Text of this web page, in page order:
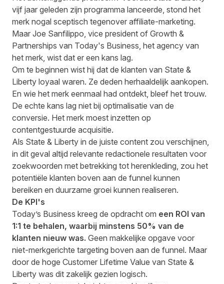
vijf jaar geleden zijn programma lanceerde, stond het
merk nogal sceptisch tegenover affiliate-marketing.
Maar Joe Sanfilippo, vice president of Growth &
Partnerships van Today's Business, het agency van
het merk, wist dat er een kans lag.
Om te beginnen wist hij dat de klanten van State &
Liberty loyaal waren. Ze deden herhaaldelijk aankopen.
En wie het merk eenmaal had ontdekt, bleef het trouw.
De echte kans lag niet bij optimalisatie van de
conversie. Het merk moest inzetten op
contentgestuurde acquisitie.
Als State & Liberty in de juiste content zou verschijnen,
in dit geval altijd relevante redactionele resultaten voor
zoekwoorden met betrekking tot herenkleding, zou het
potentiële klanten boven aan de funnel kunnen
bereiken en duurzame groei kunnen realiseren.
De KPI's
Today’s Business kreeg de opdracht om een ROI van
1:1 te behalen, waarbij minstens 50% van de
klanten nieuw was. Geen makkelijke opgave voor
niet-merkgerichte targeting boven aan de funnel. Maar
door de hoge Customer Lifetime Value van State &
Liberty was dit zakelijk gezien logisch.